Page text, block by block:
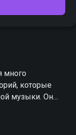
много
которые
музыки. Он
с